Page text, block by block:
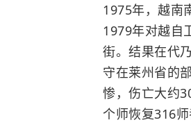
1975年，越南
1979年对越自
街。结果在代
守在莱州省的
惨，伤亡大约
个师恢复316